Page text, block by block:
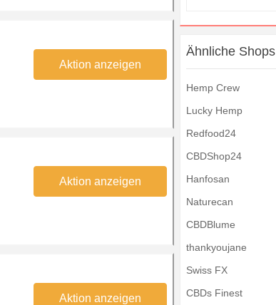
Aktion anzeigen
Aktion anzeigen
Aktion anzeigen
Ähnliche Shops
Hemp Crew
Lucky Hemp
Redfood24
CBDShop24
Hanfosan
Naturecan
CBDBlume
thankyoujane
Swiss FX
CBDs Finest